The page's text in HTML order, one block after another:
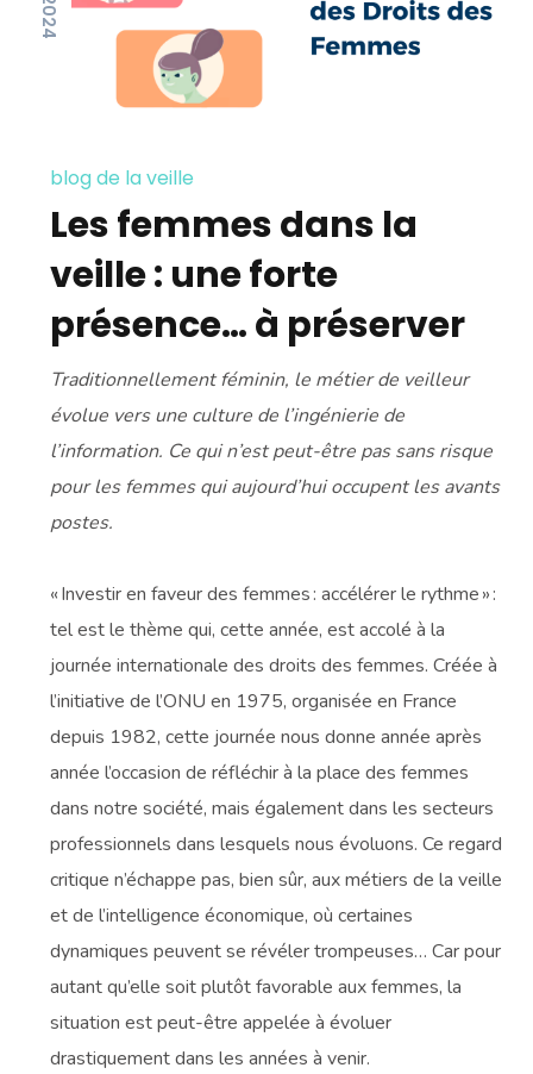
blog de la veille
Les femmes dans la
veille : une forte
présence… à préserver
Traditionnellement féminin, le métier de veilleur
évolue vers une culture de l’ingénierie de
l’information. Ce qui n’est peut-être pas sans risque
pour les femmes qui aujourd’hui occupent les avants
postes.
« Investir en faveur des femmes : accélérer le rythme » :
tel est le thème qui, cette année, est accolé à la
journée internationale des droits des femmes. Créée à
l’initiative de l’ONU en 1975, organisée en France
depuis 1982, cette journée nous donne année après
année l’occasion de réfléchir à la place des femmes
dans notre société, mais également dans les secteurs
professionnels dans lesquels nous évoluons. Ce regard
critique n’échappe pas, bien sûr, aux métiers de la veille
et de l’intelligence économique, où certaines
dynamiques peuvent se révéler trompeuses… Car pour
autant qu’elle soit plutôt favorable aux femmes, la
situation est peut-être appelée à évoluer
drastiquement dans les années à venir.